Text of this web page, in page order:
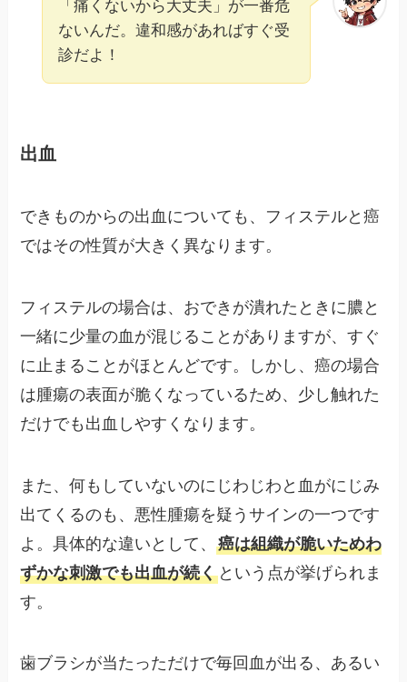
「痛くないから大丈夫」が一番危
ないんだ。違和感があればすぐ受
診だよ！
出血
できものからの出血についても、フィステルと癌
ではその性質が大きく異なります。
フィステルの場合は、おできが潰れたときに膿と
一緒に少量の血が混じることがありますが、すぐ
に止まることがほとんどです。しかし、癌の場合
は腫瘍の表面が脆くなっているため、少し触れた
だけでも出血しやすくなります。
また、何もしていないのにじわじわと血がにじみ
出てくるのも、悪性腫瘍を疑うサインの一つです
よ。具体的な違いとして、癌は組織が脆いためわ
ずかな刺激でも出血が続く という点が挙げられま
す。
歯ブラシが当たっただけで毎回血が出る、あるい